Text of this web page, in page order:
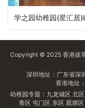
Copyright © 2025 香港拔
深圳地址：广东省深
香港地址
幼稚园专题： 九龙城区 北区
青区 屯门区 东区 观塘区